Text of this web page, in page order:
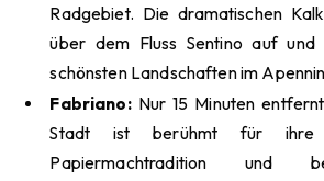
Radgebiet. Die dramatischen
über dem Fluss Sentino auf
schönsten Landschaften im
Fabriano:Nur 15 Minuten
Stadt ist berühmt für ihre
Papiermachtradition und